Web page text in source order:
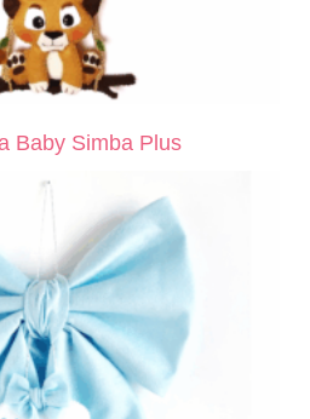
Baby Simba Plus